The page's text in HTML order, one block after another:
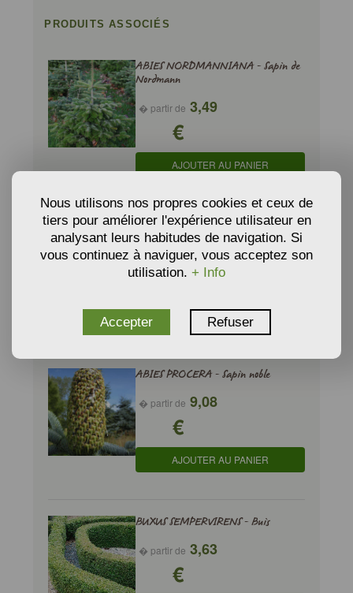
PRODUITS ASSOCIÉS
ABIES NORDMANNIANA - Sapin de
Nordmann
� partir de 3,49
€
AJOUTER AU PANIER
ABIES PINSAPO - Sapin d'Espagne
� partir de3,49
€
AJOUTER AU PANIER
ABIES PROCERA - Sapin noble
� partir de 9,08
€
AJOUTER AU PANIER
BUXUS SEMPERVIRENS - Buis
� partir de 3,63
€
Nous utilisons nos propres cookies et ceux de
tiers pour améliorer l'expérience utilisateur en
analysant leurs habitudes de navigation. Si
vous continuez à naviguer, vous acceptez son
utilisation. + Info
Accepter Refuser